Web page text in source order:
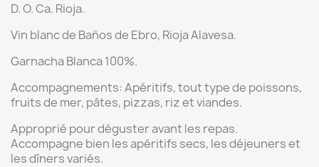
D. O. Ca. Rioja.
Vin blanc de Baños de Ebro, Rioja Alavesa.
Garnacha Blanca 100%.
Accompagnements:Apéritifs, tout type de poissons,
fruits de mer, pâtes, pizzas, riz et viandes.
Approprié pour déguster avant les repas.
Accompagne bien les apéritifs secs, les déjeuners et
les dîners variés.